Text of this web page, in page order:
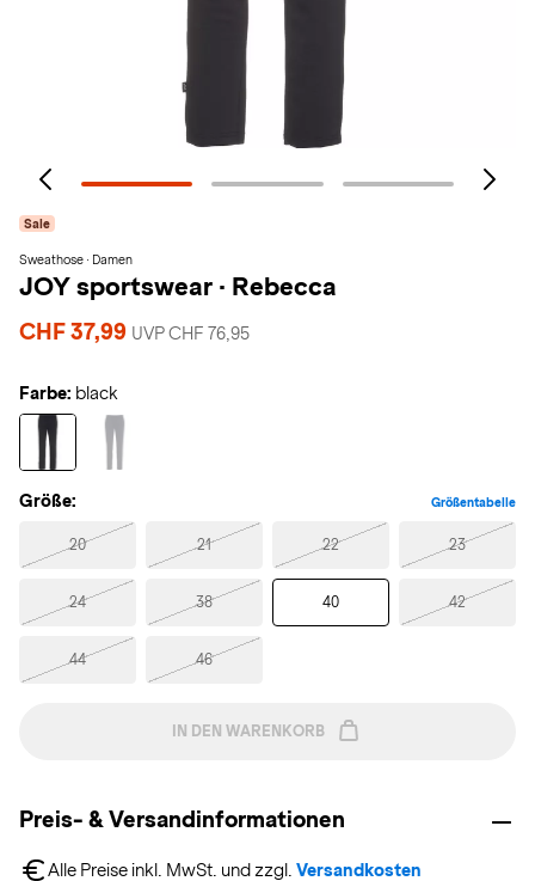
Sale
Sweathose · Damen
JOY sportswear · Rebecca
CHF 37,99 UVP CHF 76,95
Farbe: black
Größe: Größentabelle
20 21 22 23
24 38 40 42
44 46
IN DEN WARENKORB
Preis- & Versandinformationen
Alle Preise inkl. MwSt. und zzgl. Versandkosten